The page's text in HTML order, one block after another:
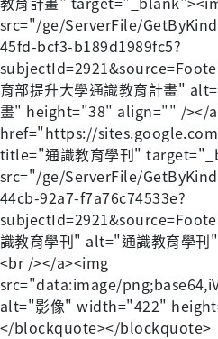
src="/ge/ServerFile/
45fd-bcf3-b189d1989fc5?
育部提升大學通識教育計畫"
畫" height="38" align=""
href="https://
title="通識教育學刊"
src="/ge/ServerFile/
44cb-92a7-f7a76c74533e?
識教育學刊" alt="通識教育學
<br /></a><img
src="data:image/
alt="影像" width="422"
</blockquote></blockquote>